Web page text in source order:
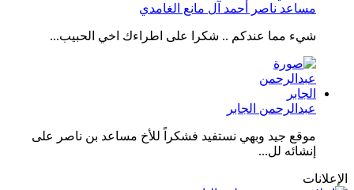
مساعد ناصر أحمد آل مانع الغامدي
شيء مما عندكم .. شكرا على اطراءك اخي الحبيب...
عبدالرحمن الجابر
موقع جيد وبهي نستفيد فشكراً للأخ مساعد بن ناصر على
إنشائه لل...
الإعلانات